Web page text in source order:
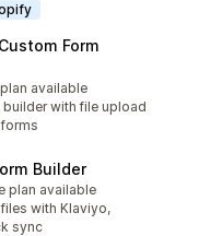
Form
64
available
with file upload
Builder
378
plan available
with Klaviyo,
sync